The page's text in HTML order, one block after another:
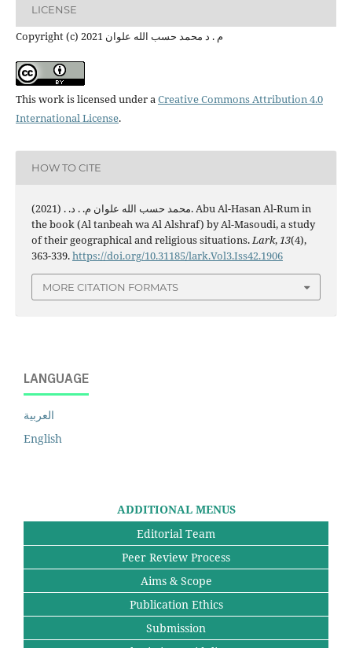
LICENSE
Copyright (c) 2021 م . د محمد حسب الله علوان
This work is licensed under a Creative Commons Attribution 4.0
International License.
HOW TO CITE
محمد حسب الله علوان م. . د. . (2021). Abu Al-Hasan Al-Rum in
the book (Al tanbeah wa Al Alshraf) by Al-Masoudi, a study
of their geographical and religious situations.Lark,13(4),
363-339.https://doi.org/10.31185/lark.Vol3.Iss42.1906
MORE CITATION FORMATS
LANGUAGE
العربية
English
ADDITIONAL MENUS
Editorial Team
Peer Review Process
Aims & Scope
Publication Ethics
Submission